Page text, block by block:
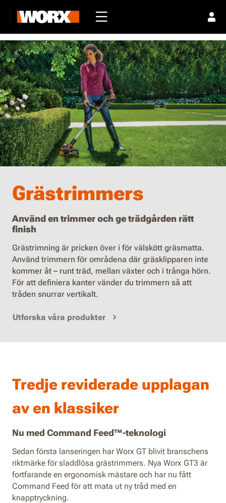
Grästrimmers
Använd en trimmer och ge trädgården rätt
finish
Grästrimning är pricken över i för välskött gräsmatta.
Använd trimmern för områdena där gräsklipparen inte
kommer åt – runt träd, mellan växter och i trånga hörn.
För att definiera kanter vänder du trimmern så att
tråden snurrar vertikalt.
Utforska våra produkter
Tredje reviderade upplagan
av en klassiker
Nu med Command Feed™-teknologi
Sedan första lanseringen har Worx GT blivit branschens
riktmärke för sladdlösa grästrimmers. Nya Worx GT3 är
fortfarande en ergonomisk mästare och har nu fått
Command Feed för att mata ut ny tråd med en
knapptryckning.